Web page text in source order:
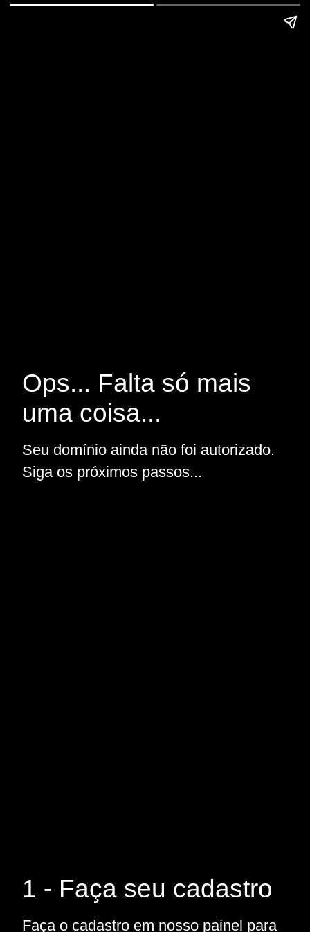
Ops... Falta só mais
uma coisa...
Seu domínio ainda não foi autorizado.
Siga os próximos passos...
1 - Faça seu cadastro
Faça o cadastro em nosso painel para